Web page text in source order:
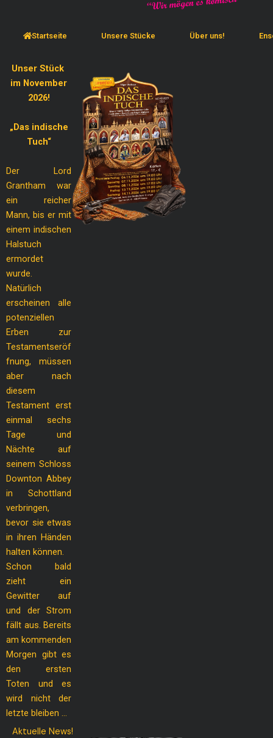
Startseite Unsere Stücke Über uns!
Unser Stück
im November
2026!
„Das indische
Tuch“
Der Lord
Grantham war
ein reicher
Mann, bis er mit
einem indischen
Halstuch
ermordet
wurde.
Natürlich
erscheinen alle
potenziellen
Erben zur
Testamentseröf
fnung, müssen
aber nach
diesem
Testament erst
einmal sechs
Tage und
Nächte auf
seinem Schloss
Downton Abbey
in Schottland
verbringen,
bevor sie etwas
in ihren Händen
halten können.
Schon bald
zieht ein
Gewitter auf
und der Strom
fällt aus. Bereits
am kommenden
Morgen gibt es
den ersten
Toten und es
wird nicht der
letzte bleiben …
Aktuelle News!